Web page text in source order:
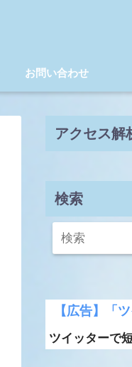
お問い合わせ
アクセス解
検索
【広告】「
ツイッターで